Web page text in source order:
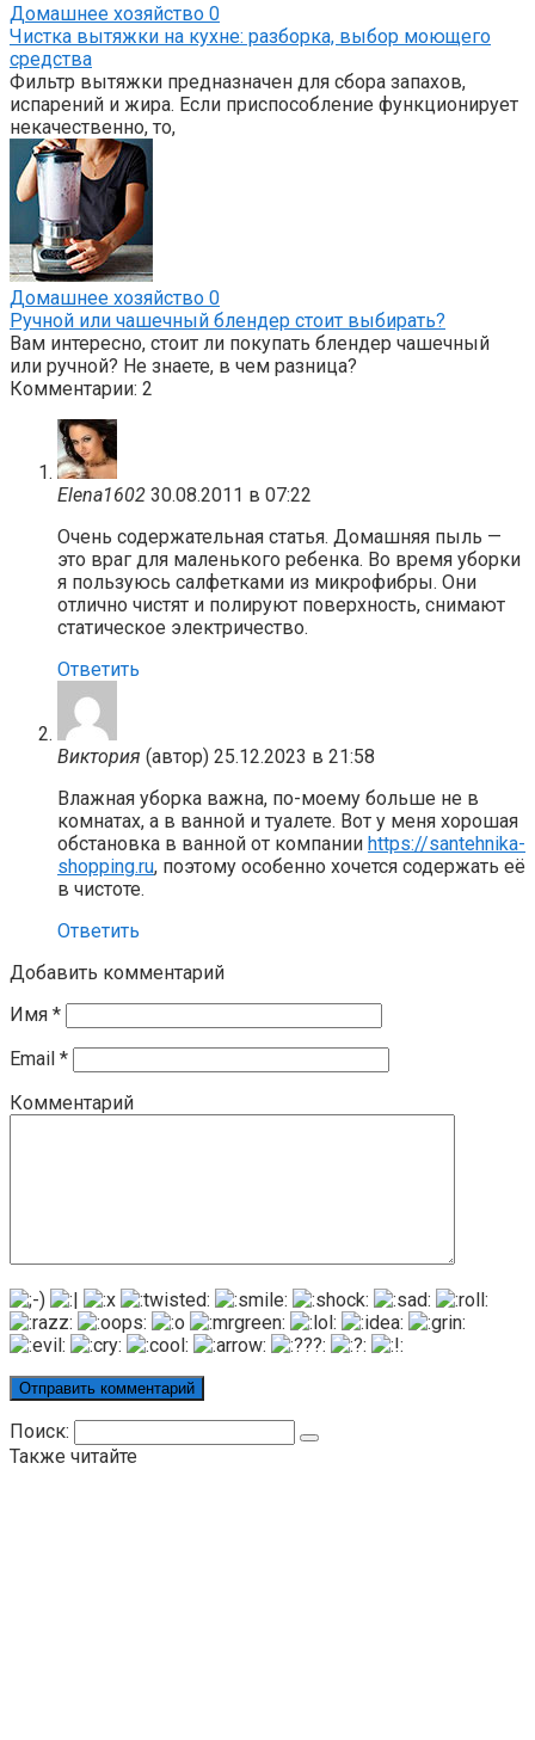
Домашнее хозяйство 0
Чистка вытяжки на кухне: разборка, выбор моющего
средства
Фильтр вытяжки предназначен для сбора запахов,
испарений и жира. Если приспособление функционирует
некачественно, то,
Домашнее хозяйство 0
Ручной или чашечный блендер стоит выбирать?
Вам интересно, стоит ли покупать блендер чашечный
или ручной? Не знаете, в чем разница?
Комментарии: 2
Elena1602 30.08.2011 в 07:22
Очень содержательная статья. Домашняя пыль —
это враг для маленького ребенка. Во время уборки
я пользуюсь салфетками из микрофибры. Они
отлично чистят и полируют поверхность, снимают
статическое электричество.
Ответить
Виктория (автор) 25.12.2023 в 21:58
Влажная уборка важна, по-моему больше не в
комнатах, а в ванной и туалете. Вот у меня хорошая
обстановка в ванной от компании https://santehnika-
shopping.ru, поэтому особенно хочется содержать её
в чистоте.
Ответить
Добавить комментарий
Имя *
Email *
Комментарий
Поиск:
Также читайте